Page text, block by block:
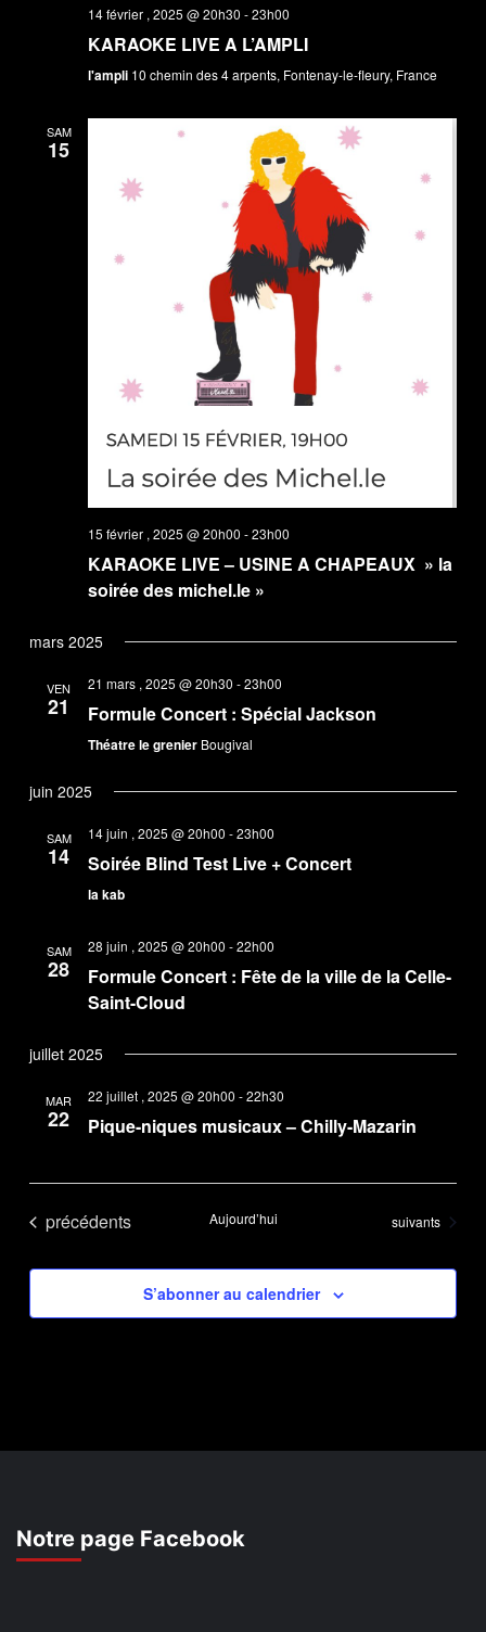
14 février , 2025 @ 20h30 -23h00
KARAOKE LIVE A L’AMPLI
l'ampli 10 chemin des 4 arpents, Fontenay-le-fleury, France
SAM
15
15 février , 2025 @ 20h00 -23h00
KARAOKE LIVE – USINE A CHAPEAUX » la
soirée des michel.le »
mars 2025
VEN
21
21 mars , 2025 @ 20h30 -23h00
Formule Concert : Spécial Jackson
Théatre le grenier Bougival
juin 2025
SAM
14
14 juin , 2025 @ 20h00 -23h00
Soirée Blind Test Live + Concert
la kab
SAM
28
28 juin , 2025 @ 20h00 -22h00
Formule Concert : Fête de la ville de la Celle-
Saint-Cloud
juillet 2025
MAR
22
22 juillet , 2025 @ 20h00 -22h30
Pique-niques musicaux – Chilly-Mazarin
Évènements
précédents Aujourd’hui Évènements
suivants
S’abonner au calendrier
Notre page Facebook